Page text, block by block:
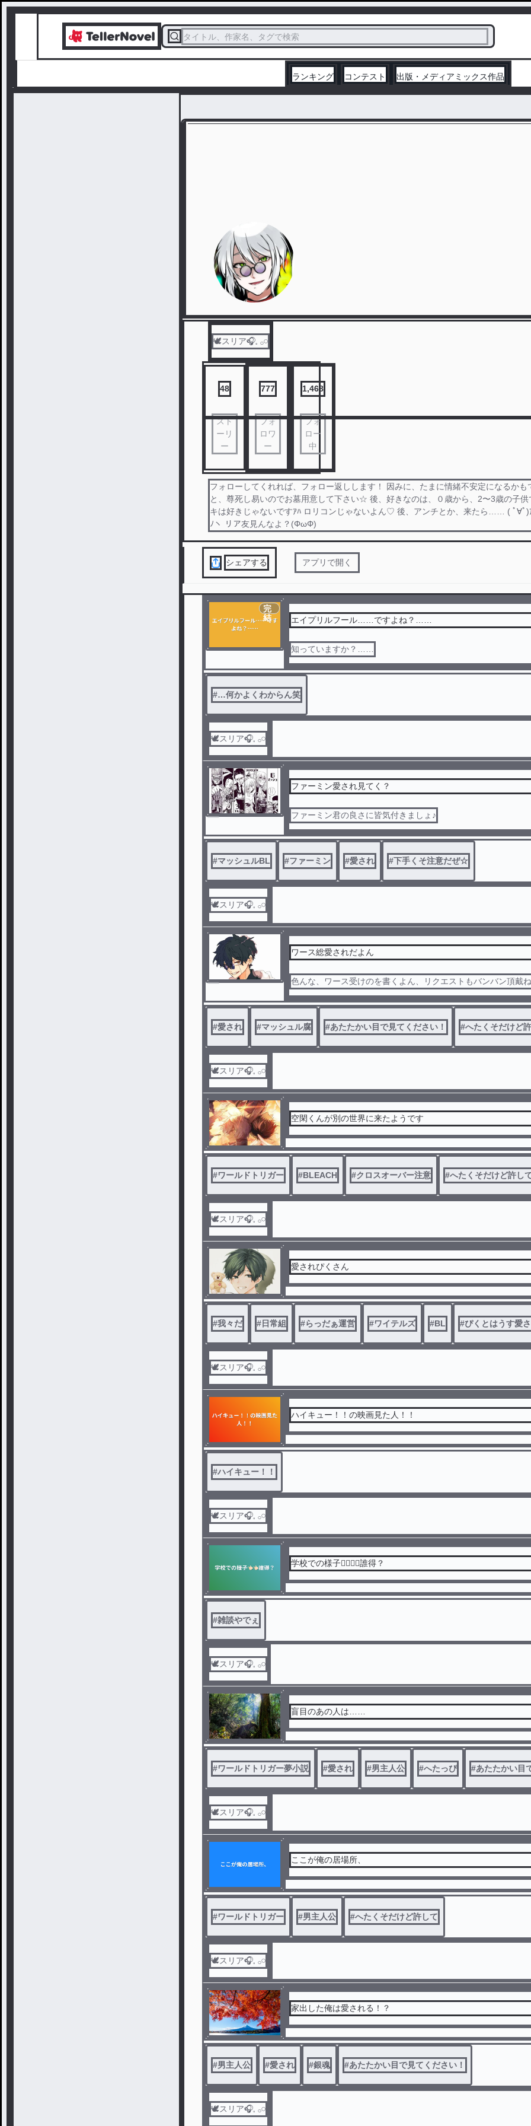
タイトル、作家名、タグで検索
ランキング コンテスト 出版・メディアミックス作品
🕊スリア‎🎧𓈒 𓂂𓏸
48
スト
ーリ
ー
777
フォ
ロワ
ー
1,468
フォ
ロー
中
フォローしてくれれば、フォロー返しします！ 因みに、たまに情緒不安定になるか
と、尊死し易いのでお墓用意して下さい☆ 後、好きなのは、０歳から、2〜3歳の子
キは好きじゃないですｱﾊ ロリコンじゃないよん♡ 後、アンチとか、来たら…… ( ﾟ∀ﾟ)
ﾉヽ リア友見んなよ？(ΦωΦ)
シェアする アプリで開く
完
結
エイプリルフール……ですよね？……
知っていますか？……
#…何かよくわからん笑
🕊スリア‎🎧𓈒 𓂂𓏸
ファーミン愛され見てく？
ファーミン君の良さに皆気付きましょ♪
#マッシュルBL #ファーミン #愛され #下手くそ注意だぜ☆
🕊スリア‎🎧𓈒 𓂂𓏸
ワース総愛されだよん
色んな、ワース受けのを書くよん、リクエストもバンバン頂戴
#愛され #マッシュル腐 #あたたかい目で見てください！ #へたくそだけど
🕊スリア‎🎧𓈒 𓂂𓏸
空閑くんが別の世界に来たようです
#ワールドトリガー #BLEACH #クロスオーバー注意 #へたくそだけど許し
🕊スリア‎🎧𓈒 𓂂𓏸
愛されぴくさん
#我々だ #日常組 #らっだぁ運営 #ワイテルズ #BL #ぴくとはうす愛
🕊スリア‎🎧𓈒 𓂂𓏸
ハイキュー！！の映画見た人！！
#ハイキュー！！
🕊スリア‎🎧𓈒 𓂂𓏸
学校での様子👈🏻👈🏻誰得？
#雑談やでぇ
🕊スリア‎🎧𓈒 𓂂𓏸
盲目のあの人は……
#ワールドトリガー夢小説 #愛され #男主人公 #へたっぴ #あたたかい目
🕊スリア‎🎧𓈒 𓂂𓏸
ここが俺の居場所、
#ワールドトリガー #男主人公 #へたくそだけど許して
🕊スリア‎🎧𓈒 𓂂𓏸
家出した俺は愛される！？
#男主人公 #愛され #銀魂 #あたたかい目で見てください！
🕊スリア‎🎧𓈒 𓂂𓏸